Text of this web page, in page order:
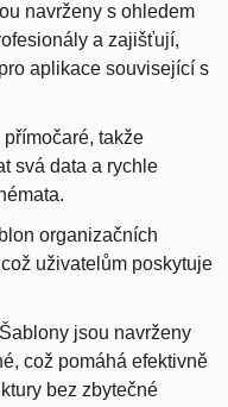
navrženy s ohledem
a zajišťují,
aplikace související s
takže
svá data a rychle
organizačních
uživatelům poskytuje
jsou navrženy
což pomáhá efektivně
bez zbytečné